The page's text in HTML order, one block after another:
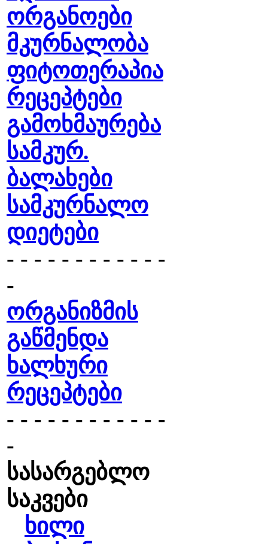
ორგანოები
მკურნალობა
ფიტოთერაპია
რეცეპტები
გამოხმაურება
სამკურ.
ბალახები
სამკურნალო
დიეტები
- - - - - - - - - - - -
-
ორგანიზმის
გაწმენდა
ხალხური
რეცეპტები
- - - - - - - - - - - -
-
სასარგებლო
საკვები
ხილი